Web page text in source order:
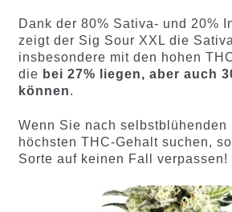
Dank der 80% Sativa- und 20%
zeigt der Sig Sour XXL die
insbesondere mit den hohen
die bei 27% liegen, aber auch
können.
Wenn Sie nach selbstblühenden
höchsten THC-Gehalt suchen,
Sorte auf keinen Fall verpassen!